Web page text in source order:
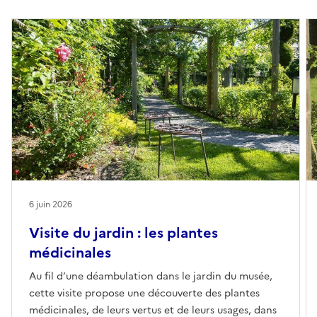
Visite du jardin : les plantes
médicinales
Au fil d’une déambulation dans le jardin du musée,
cette visite propose une découverte des plantes
médicinales, de leurs vertus et de leurs usages, dans
6 juin 2026